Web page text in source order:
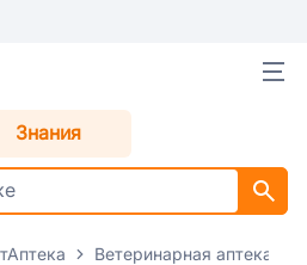
Знания
Ветеринарная аптека